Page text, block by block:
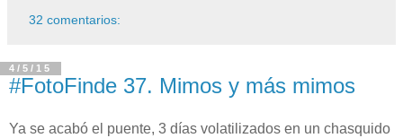
32 comentarios:
4/5/15
#FotoFinde 37. Mimos y más mimos
Ya se acabó el puente, 3 días volatilizados en un chasquido